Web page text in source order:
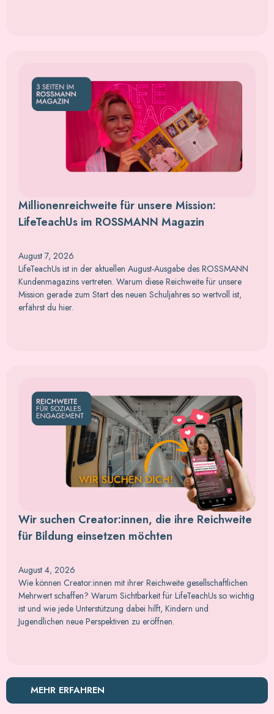
Millionenreichweite für unsere Mission:
LifeTeachUs im ROSSMANN Magazin
August 7, 2026
LifeTeachUs ist in der aktuellen August-Ausgabe des ROSSMANN
Kundenmagazins vertreten. Warum diese Reichweite für unsere
Mission gerade zum Start des neuen Schuljahres so wertvoll ist,
erfährst du hier.
Wir suchen Creator:innen, die ihre Reichweite
für Bildung einsetzen möchten
August 4, 2026
Wie können Creator:innen mit ihrer Reichweite gesellschaftlichen
Mehrwert schaffen? Warum Sichtbarkeit für LifeTeachUs so wichtig
ist und wie jede Unterstützung dabei hilft, Kindern und
Jugendlichen neue Perspektiven zu eröffnen.
MEHR ERFAHREN